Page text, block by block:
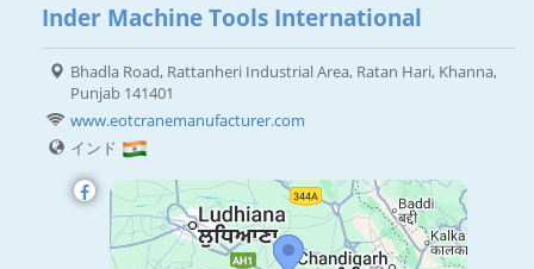
Inder Machine Tools International
Bhadla Road, Rattanheri Industrial Area, Ratan Hari, Khanna,
Punjab 141401
www.eotcranemanufacturer.com
インド